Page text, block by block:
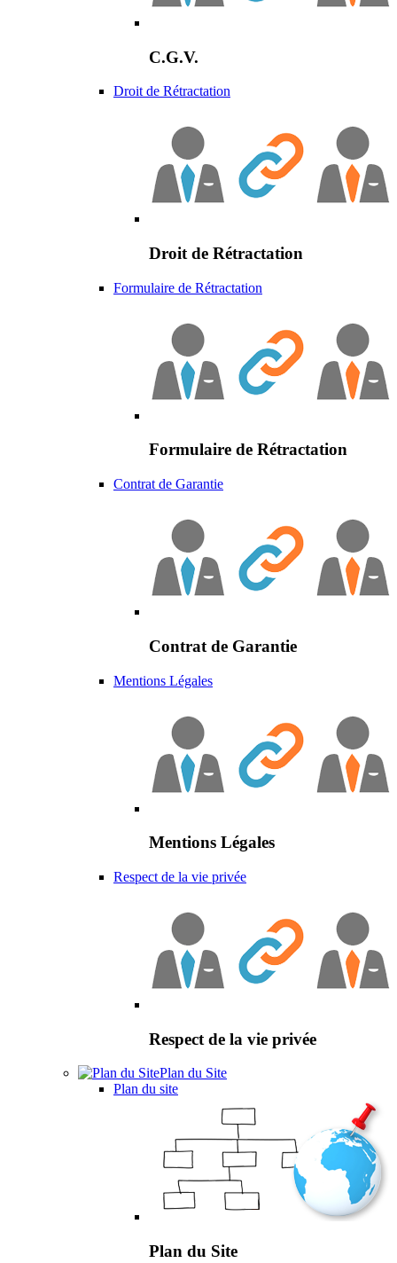
C.G.V.
Droit de Rétractation
Droit de Rétractation
Formulaire de Rétractation
Formulaire de Rétractation
Contrat de Garantie
Contrat de Garantie
Mentions Légales
Mentions Légales
Respect de la vie privée
Respect de la vie privée
Plan du Site
Plan du site
Plan du Site